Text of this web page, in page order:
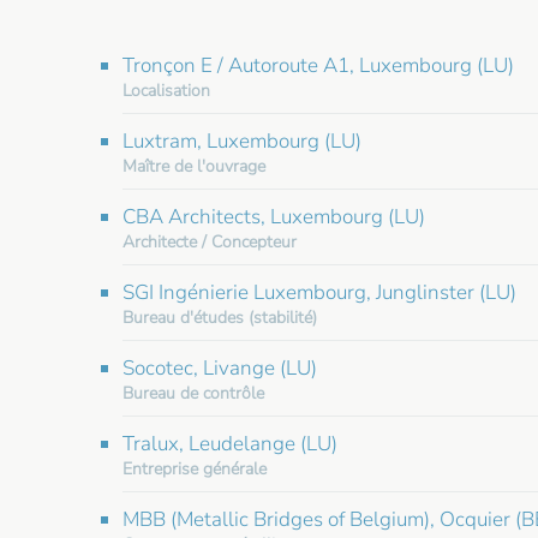
Tronçon E / Autoroute A1, Luxembourg (LU)
Localisation
Luxtram, Luxembourg (LU)
Maître de l'ouvrage
CBA Architects, Luxembourg (LU)
Architecte / Concepteur
SGI Ingénierie Luxembourg, Junglinster (LU)
Bureau d'études (stabilité)
Socotec, Livange (LU)
Bureau de contrôle
Tralux, Leudelange (LU)
Entreprise générale
MBB (Metallic Bridges of Belgium), Ocquier